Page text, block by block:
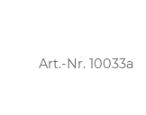
Art.-Nr. 10033a